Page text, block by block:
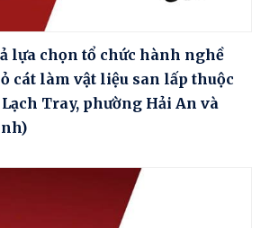
lựa chọn tổ chức hành nghề
cát làm vật liệu san lấp thuộc
Tray, phường Hải An và